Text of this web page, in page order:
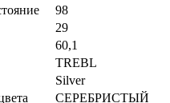
98
29
60,1
TREBL
Silver
СЕРЕБРИСТЫЙ